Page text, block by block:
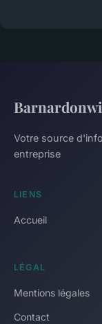
Votre source
entreprise
LIENS
Accueil
LÉGAL
Mentions légales
Contact